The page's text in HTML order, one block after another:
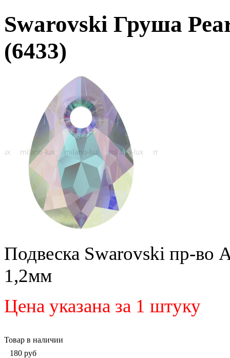
Swarovski Груша
(6433)
Подвеска Swarovski пр-во
1,2мм
Цена указана за 1 штуку
Товар в наличии
180 руб